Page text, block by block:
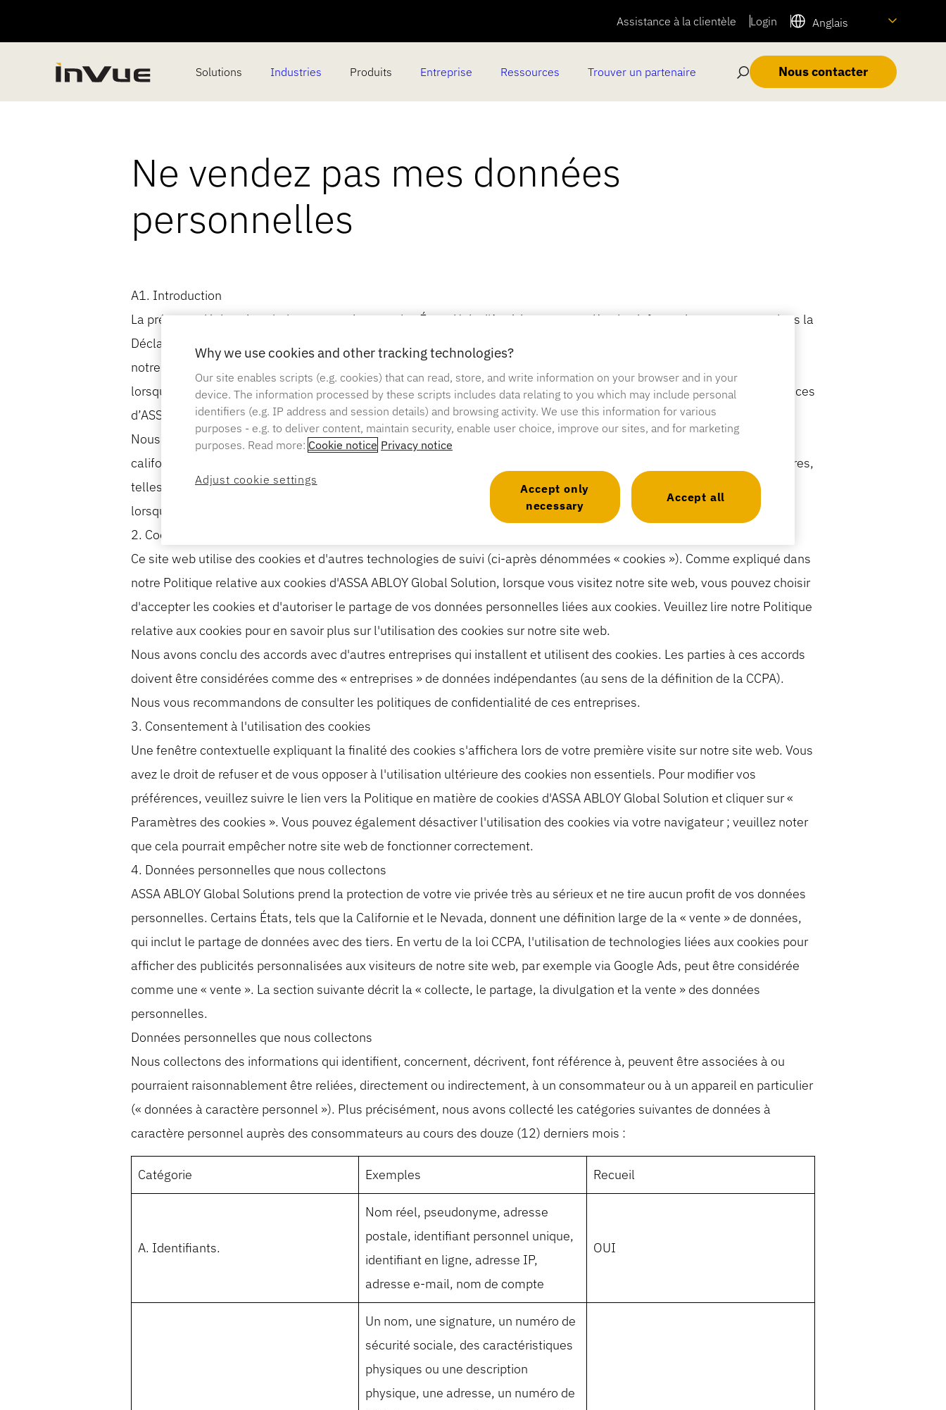
Assistance à la clientèle Login Anglais
Solutions Industries Produits Entreprise Ressources Trouver un partenaire Nous contacter
Ne vendez pas mes données
personnelles
A1. Introduction
La présente déclaration s'adresse aux citoyens des États-Unis d'Amérique et complète les informations contenues dans la
Déclaration de confidentialité d'ASSA ABLOY Global Solutions et de ses filiales (collectivement, « nous », « nous » ou «
notre ») et s’applique exclusivement aux visiteurs, utilisateurs et autres personnes résidant aux États-Unis d’Amérique
lorsqu’ils visitent le site web d’ASSA ABLOY Global Solutions ou fournissent leurs coordonnées pour bénéficier des services
d’ASSA ABLOY Global Solutions (collectivement, nos « Services »).
Nous adoptons la présente déclaration afin de nous conformer à la réglementation des États, notamment la loi
californienne sur la protection de la vie privée des consommateurs de 2018 (« CCPA ») et d'autres lois des États membres,
telles que la loi du Nevada sur la protection de la vie privée. Les termes définis dans la CCPA ont la même signification
lorsqu'ils sont utilisés dans la présente déclaration.
2. Cookies
Ce site web utilise des cookies et d'autres technologies de suivi (ci-après dénommées « cookies »). Comme expliqué dans
notre Politique relative aux cookies d'ASSA ABLOY Global Solution, lorsque vous visitez notre site web, vous pouvez choisir
d'accepter les cookies et d'autoriser le partage de vos données personnelles liées aux cookies. Veuillez lire notre Politique
relative aux cookies pour en savoir plus sur l'utilisation des cookies sur notre site web.
Nous avons conclu des accords avec d'autres entreprises qui installent et utilisent des cookies. Les parties à ces accords
doivent être considérées comme des « entreprises » de données indépendantes (au sens de la définition de la CCPA).
Nous vous recommandons de consulter les politiques de confidentialité de ces entreprises.
3. Consentement à l'utilisation des cookies
Une fenêtre contextuelle expliquant la finalité des cookies s'affichera lors de votre première visite sur notre site web. Vous
avez le droit de refuser et de vous opposer à l'utilisation ultérieure des cookies non essentiels. Pour modifier vos
préférences, veuillez suivre le lien vers la Politique en matière de cookies d'ASSA ABLOY Global Solution et cliquer sur «
Paramètres des cookies ». Vous pouvez également désactiver l'utilisation des cookies via votre navigateur ; veuillez noter
que cela pourrait empêcher notre site web de fonctionner correctement.
4. Données personnelles que nous collectons
ASSA ABLOY Global Solutions prend la protection de votre vie privée très au sérieux et ne tire aucun profit de vos données
personnelles. Certains États, tels que la Californie et le Nevada, donnent une définition large de la « vente » de données,
qui inclut le partage de données avec des tiers. En vertu de la loi CCPA, l'utilisation de technologies liées aux cookies pour
afficher des publicités personnalisées aux visiteurs de notre site web, par exemple via Google Ads, peut être considérée
comme une « vente ». La section suivante décrit la « collecte, le partage, la divulgation et la vente » des données
personnelles.
Données personnelles que nous collectons
Nous collectons des informations qui identifient, concernent, décrivent, font référence à, peuvent être associées à ou
pourraient raisonnablement être reliées, directement ou indirectement, à un consommateur ou à un appareil en particulier
(« données à caractère personnel »). Plus précisément, nous avons collecté les catégories suivantes de données à
caractère personnel auprès des consommateurs au cours des douze (12) derniers mois :
Catégorie Exemples Recueil
A. Identifiants.
Nom réel, pseudonyme, adresse
postale, identifiant personnel unique,
identifiant en ligne, adresse IP,
adresse e-mail, nom de compte
OUI
Un nom, une signature, un numéro de
sécurité sociale, des caractéristiques
physiques ou une description
physique, une adresse, un numéro de
Why we use cookies and other tracking technologies?
Our site enables scripts (e.g. cookies) that can read, store, and write information on your browser and in your
device. The information processed by these scripts includes data relating to you which may include personal
identifiers (e.g. IP address and session details) and browsing activity. We use this information for various
purposes - e.g. to deliver content, maintain security, enable user choice, improve our sites, and for marketing
purposes. Read more: Cookie notice Privacy notice
Adjust cookie settings
Accept only
necessary
Accept all